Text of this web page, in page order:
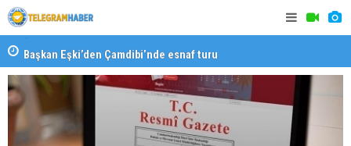
Başkan Eşki’den Çamdibi’nde esnaf turu